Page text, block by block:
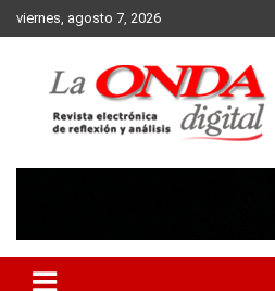
Skip
to
viernes, agosto 7, 2026